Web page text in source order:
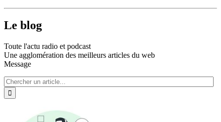
Le blog
Toute l'actu radio et podcast
Une agglomération des meilleurs articles du web
Message